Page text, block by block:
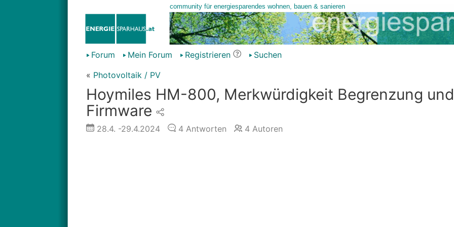
Forum Mein Forum Registrieren
Suchen
« Photovoltaik / PV
Hoymiles HM-800, Merkwürdigkeit Begrenzung und
Firmware
28.4. -29.4.2024 4Antworten 4Autoren